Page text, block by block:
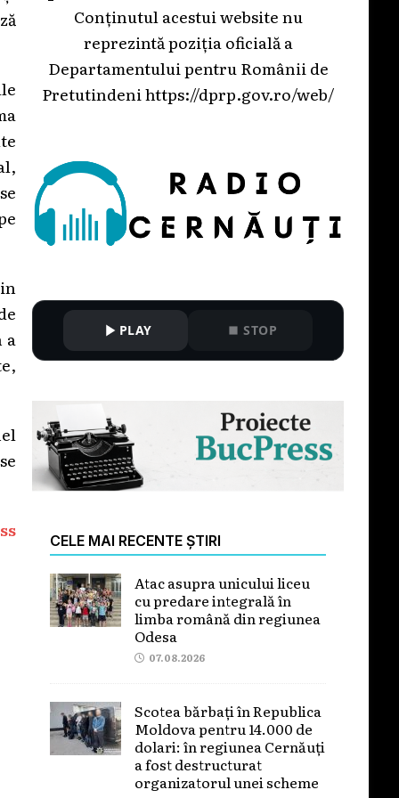
a
Conținutul acestui website nu
reprezintă poziția oficială a
Departamentului pentru Românii de
Pretutindenihttps://dprp.gov.ro/web/
PLAY STOP
CELE MAI RECENTE ȘTIRI
Atac asupra unicului liceu
cu predare integrală în
limba română din regiunea
Odesa
07.08.2026
Scotea bărbați în Republica
Moldova pentru 14.000 de
dolari: în regiunea Cernăuți
a fost destructurat
organizatorul unei scheme